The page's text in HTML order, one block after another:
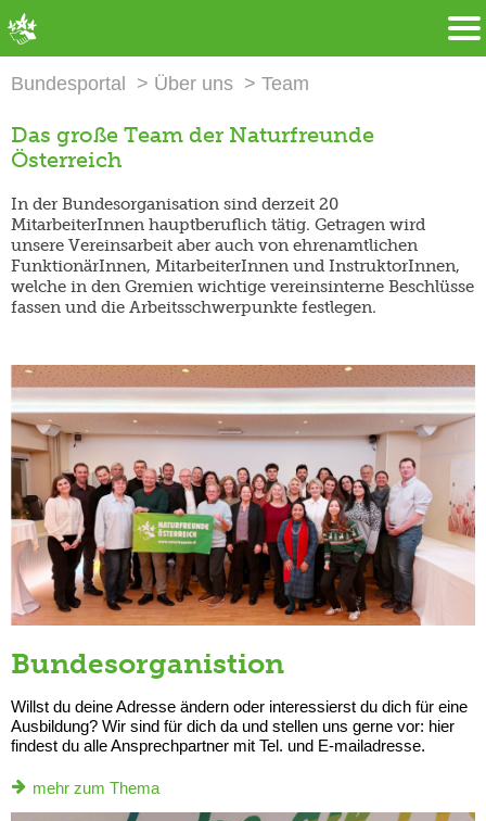
Bundesportal Über uns Team
Das große Team der Naturfreunde
Österreich
In der Bundesorganisation sind derzeit 20
MitarbeiterInnen hauptberuflich tätig. Getragen wird
unsere Vereinsarbeit aber auch von ehrenamtlichen
FunktionärInnen, MitarbeiterInnen und InstruktorInnen,
welche in den Gremien wichtige vereinsinterne Beschlüsse
fassen und die Arbeitsschwerpunkte festlegen.
Bundesorganistion
Willst du deine Adresse ändern oder interessierst du dich für eine
Ausbildung? Wir sind für dich da und stellen uns gerne vor: hier
findest du alle Ansprechpartner mit Tel. und E-mailadresse.
mehr zum Thema